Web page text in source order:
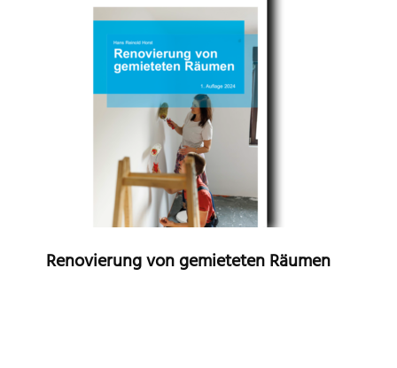
Renovierung von gemieteten Räumen